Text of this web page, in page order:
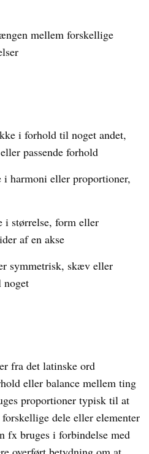
mellem forskellige
i forhold til noget andet,
passende forhold
i harmoni eller proportioner,
i størrelse, form eller
af en akse
symmetrisk, skæv eller
noget
fra det latinske ord
eller balance mellem ting
proportioner typisk til at
dele eller elementer
fx bruges i forbindelse med